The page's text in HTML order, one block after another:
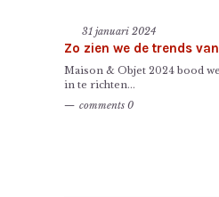
31 januari 2024
Zo zien we de trends
Maison & Objet 2024 bood
in te richten...
comments 0